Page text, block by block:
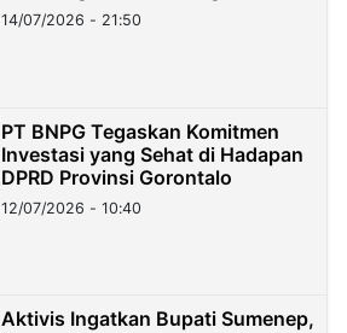
Lampung
14/07/2026 - 21:50
PT BNPG Tegaskan Komitmen
Investasi yang Sehat di Hadapan
DPRD Provinsi Gorontalo
12/07/2026 - 10:40
Aktivis Ingatkan Bupati Sumenep,